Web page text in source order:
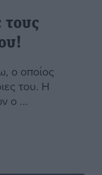
τους
ο οποίος
του. Η
ο ...